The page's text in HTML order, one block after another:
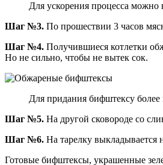
Для ускорения процесса можно
Шаг №3. По прошествии 3 часов
Шаг №4. Получившиеся котлетки
Но не сильно, чтобы не вытек сок.
Для придания бифштексу более
Шаг №5. На другой сковороде со
Шаг №6. На тарелку выкладывается
Готовые бифштексы, украшенные